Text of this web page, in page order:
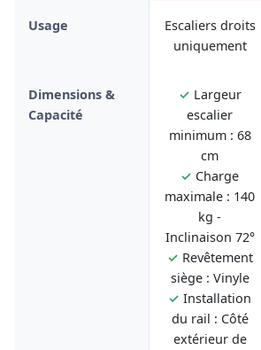
Usage
Escaliers droits
uniquement
Dimensions &
Capacité
✓ Largeur
escalier
minimum : 68
cm
✓ Charge
maximale : 140
kg -
Inclinaison 72°
✓ Revêtement
siège : Vinyle
✓ Installation
du rail : Côté
extérieur de